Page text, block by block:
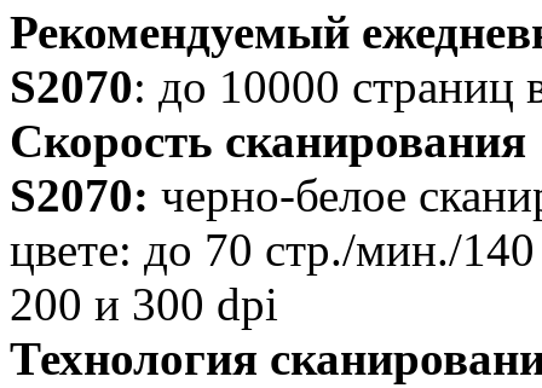
Рекомендуемый
S2070: до 10000 страниц
Скорость сканирования
S2070: черно-белое
цвете: до 70 стр./мин./
200 и 300 dpi
Технология